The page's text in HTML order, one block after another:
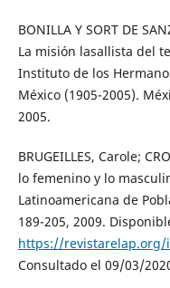
BONILLA Y SORT DE
La misión lasallista del
Instituto de los
México (1905-2005).
2005.
BRUGEILLES, Carole;
lo femenino y lo
Latinoamericana de
189-205, 2009.
https://
Consultado el 09/03/